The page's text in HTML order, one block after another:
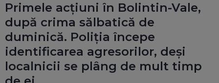
Primele acțiuni în Bolintin-Vale,
după crima sălbatică de
duminică. Poliția începe
identificarea agresorilor, deși
localnicii se plâng de mult timp